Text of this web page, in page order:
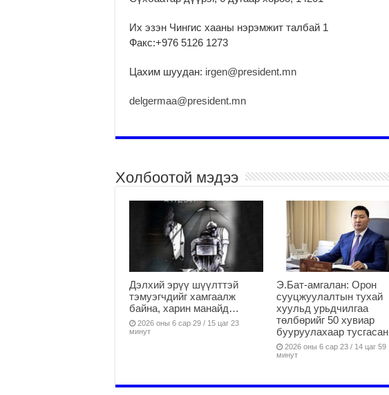
Их эзэн Чингис хааны нэрэмжит талбай 1
Факс:+976 5126 1273
Цахим шуудан: irgen@president.mn
delgermaa@president.mn
Холбоотой мэдээ
Дэлхий эрүү шүүлттэй
тэмуэгчдийг хамгаалж
байна, харин манайд…
2026 оны 6 сар 29 / 15 цаг 23
минут
Э.Бат-амгалан: Орон
сууцжуулалтын тухай
хуульд урьдчилгаа
төлбөрийг 50 хувиар
бууруулахаар тусгасан
2026 оны 6 сар 23 / 14 цаг 59
минут